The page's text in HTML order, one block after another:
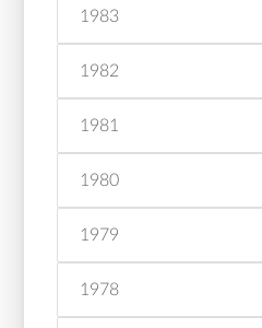
1983
1982
1981
1980
1979
1978